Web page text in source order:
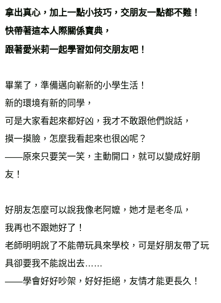
海外叢書運費 查看運費
雜誌海外運費
數位商品海外免運
拿出真心，加上一點小技巧，交朋友一點都不難！
快帶著這本人際關係寶典，
跟著愛米莉一起學習如何交朋友吧！
畢業了，準備邁向嶄新的小學生活！
新的環境有新的同學，
可是大家看起來都好凶，我才不敢跟他們說話，
摸一摸臉，怎麼我看起來也很凶呢？
——原來只要笑一笑，主動開口，就可以變成好朋
友！
好朋友怎麼可以說我像老阿嬤，她才是老冬瓜，
我再也不跟她好了！
老師明明說了不能帶玩具來學校，可是好朋友帶了玩
具卻要我不能說出去……
——學會好好吵架，好好拒絕，友情才能更長久！